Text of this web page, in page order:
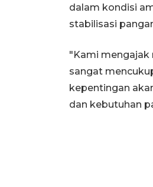
dalam kondisi
stabilisasi
"Kami mengajak
sangat
kepentingan
dan kebutuhan